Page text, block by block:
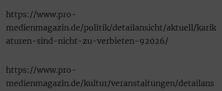
https://www.pro-
medienmagazin.de/politik/detailansicht/aktuell/karik
aturen-sind-nicht-zu-verbieten-92026/
https://www.pro-
medienmagazin.de/kultur/veranstaltungen/detailans